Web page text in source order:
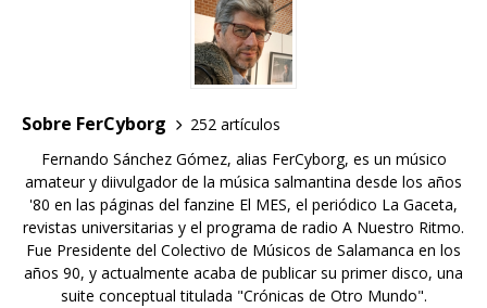
Sobre FerCyborg
252 artículos
Fernando Sánchez Gómez, alias FerCyborg, es un músico
amateur y diivulgador de la música salmantina desde los años
'80 en las páginas del fanzine El MES, el periódico La Gaceta,
revistas universitarias y el programa de radio A Nuestro Ritmo.
Fue Presidente del Colectivo de Músicos de Salamanca en los
años 90, y actualmente acaba de publicar su primer disco, una
suite conceptual titulada "Crónicas de Otro Mundo".